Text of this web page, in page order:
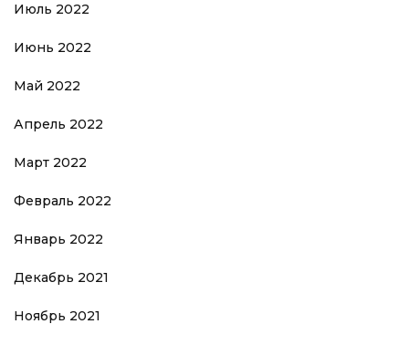
Июль 2022
Июнь 2022
Май 2022
Апрель 2022
Март 2022
Февраль 2022
Январь 2022
Декабрь 2021
Ноябрь 2021